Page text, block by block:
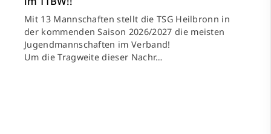
Mit 13 Mannschaften stellt die TSG Heilbronn in
der kommenden Saison 2026/2027 die meisten
Jugendmannschaften im Verband!
Um die Tragweite dieser Nachr…